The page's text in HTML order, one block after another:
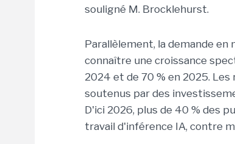
souligné M. Brocklehurst.
Parallèlement, la demande en
connaître une croissance
2024 et de 70 % en 2025.
soutenus par des
D'ici 2026, plus de 40 % des
travail d'inférence IA, contre